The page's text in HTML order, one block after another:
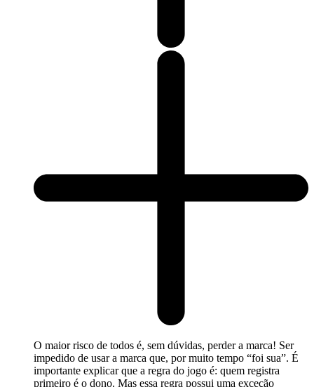
O maior risco de todos é, sem dúvidas, perder a marca! Ser
impedido de usar a marca que, por muito tempo “foi sua”. É
importante explicar que a regra do jogo é: quem registra
primeiro é o dono. Mas essa regra possui uma exceção